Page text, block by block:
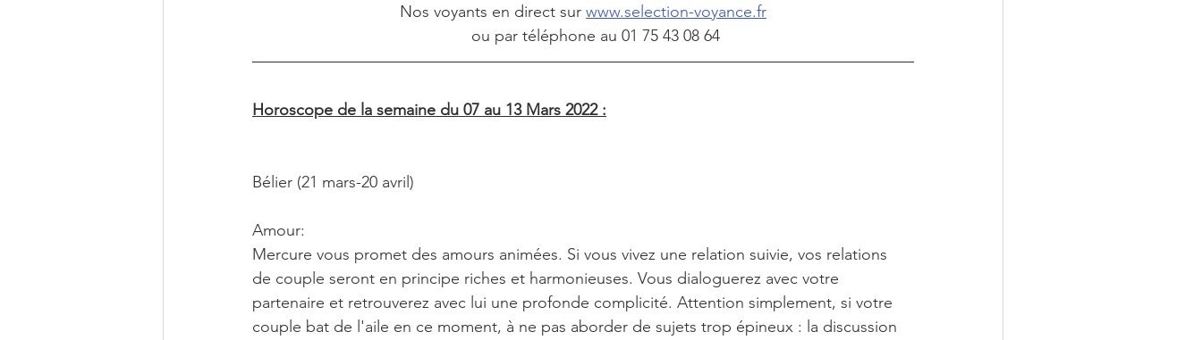
Nos voyants en direct sur www.selection-voyance.fr
                                                 ou par téléphone au 01 75 43 08 64
Horoscope de la semaine du 07 au 13 Mars 2022 :
Bélier (21 mars-20 avril)
Amour:
Mercure vous promet des amours animées. Si vous vivez une relation suivie, vos relations
de couple seront en principe riches et harmonieuses. Vous dialoguerez avec votre
partenaire et retrouverez avec lui une profonde complicité. Attention simplement, si votre
couple bat de l'aile en ce moment, à ne pas aborder de sujets trop épineux : la discussion